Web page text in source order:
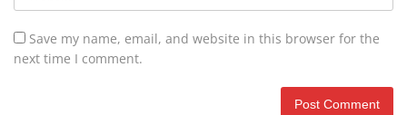
Save my name, email, and website in this browser for the
next time I comment.